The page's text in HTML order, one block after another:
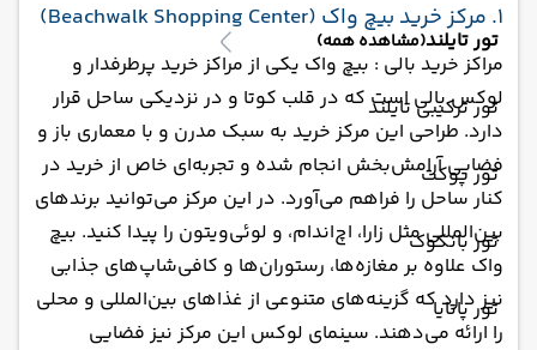
تور تایلند(مشاهده همه)
تور ترکیبی تایلند
تور پوکت
تور بانکوک
تور پاتایا
1. مرکز خرید بیچ واک (Beachwalk Shopping Center)
مراکز خرید بالی : بیچ واک یکی از مراکز خرید پرطرفدار و
لوکس بالی است که در قلب کوتا و در نزدیکی ساحل قرار
دارد. طراحی این مرکز خرید به سبک مدرن و با معماری باز و
فضایی آرامش‌بخش انجام شده و تجربه‌ای خاص از خرید در
کنار ساحل را فراهم می‌آورد. در این مرکز می‌توانید برندهای
بین‌المللی مثل زارا، اچ‌اندام، و لوئی‌ویتون را پیدا کنید. بیچ
واک علاوه بر مغازه‌ها، رستوران‌ها و کافی‌شاپ‌های جذابی
نیز دارد که گزینه‌های متنوعی از غذاهای بین‌المللی و محلی
را ارائه می‌دهند. سینمای لوکس این مرکز نیز فضایی